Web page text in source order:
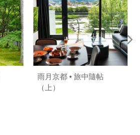
雨月京都 • 旅中隨帖
（上）